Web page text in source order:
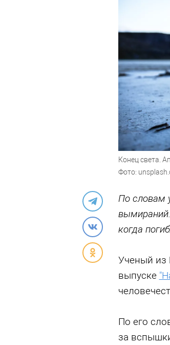
Конец света.
Фото:
По словам
когда
Ученый из
выпуске
По его
за